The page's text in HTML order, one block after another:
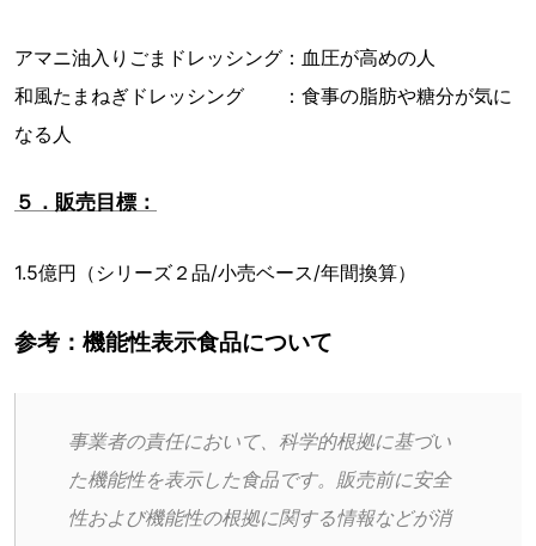
アマニ油入りごまドレッシング：血圧が高めの人
和風たまねぎドレッシング ：食事の脂肪や糖分が気に
なる人
５．販売目標：
1.5億円（シリーズ２品/小売ベース/年間換算）
参考：機能性表示食品について
事業者の責任において、科学的根拠に基づい
た機能性を表示した食品です。販売前に安全
性および機能性の根拠に関する情報などが消